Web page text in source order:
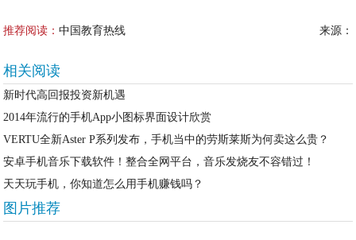
推荐阅读：中国教育热线 来源：
相关阅读
新时代高回报投资新机遇
2014年流行的手机App小图标界面设计欣赏
VERTU全新Aster P系列发布，手机当中的劳斯莱斯为何卖这么贵？
安卓手机音乐下载软件！整合全网平台，音乐发烧友不容错过！
天天玩手机，你知道怎么用手机赚钱吗？
图片推荐